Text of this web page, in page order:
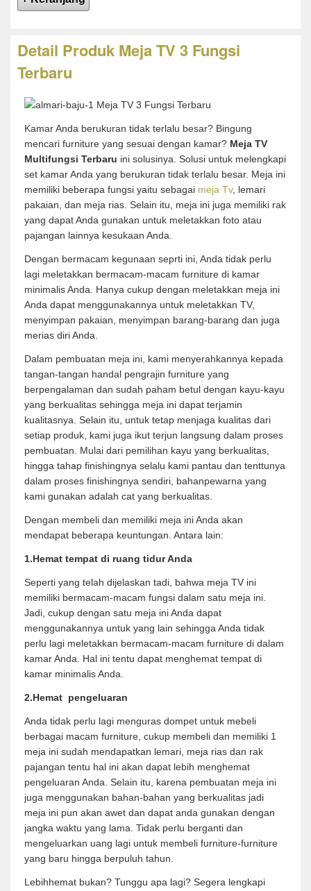
Detail Produk Meja TV 3 Fungsi
Terbaru
Kamar Anda berukuran tidak terlalu besar? Bingung
mencari furniture yang sesuai dengan kamar? Meja TV
Multifungsi Terbaru ini solusinya. Solusi untuk melengkapi
set kamar Anda yang berukuran tidak terlalu besar. Meja ini
memiliki beberapa fungsi yaitu sebagai meja Tv, lemari
pakaian, dan meja rias. Selain itu, meja ini juga memiliki rak
yang dapat Anda gunakan untuk meletakkan foto atau
pajangan lainnya kesukaan Anda.
Dengan bermacam kegunaan seprti ini, Anda tidak perlu
lagi meletakkan bermacam-macam furniture di kamar
minimalis Anda. Hanya cukup dengan meletakkan meja ini
Anda dapat menggunakannya untuk meletakkan TV,
menyimpan pakaian, menyimpan barang-barang dan juga
merias diri Anda.
Dalam pembuatan meja ini, kami menyerahkannya kepada
tangan-tangan handal pengrajin furniture yang
berpengalaman dan sudah paham betul dengan kayu-kayu
yang berkualitas sehingga meja ini dapat terjamin
kualitasnya. Selain itu, untuk tetap menjaga kualitas dari
setiap produk, kami juga ikut terjun langsung dalam proses
pembuatan. Mulai dari pemilihan kayu yang berkualitas,
hingga tahap finishingnya selalu kami pantau dan tenttunya
dalam proses finishingnya sendiri, bahanpewarna yang
kami gunakan adalah cat yang berkualitas.
Dengan membeli dan memiliki meja ini Anda akan
mendapat beberapa keuntungan. Antara lain:
1.Hemat tempat di ruang tidur Anda
Seperti yang telah dijelaskan tadi, bahwa meja TV ini
memiliki bermacam-macam fungsi dalam satu meja ini.
Jadi, cukup dengan satu meja ini Anda dapat
menggunakannya untuk yang lain sehingga Anda tidak
perlu lagi meletakkan bermacam-macam furniture di dalam
kamar Anda. Hal ini tentu dapat menghemat tempat di
kamar minimalis Anda.
2.Hemat pengeluaran
Anda tidak perlu lagi menguras dompet untuk mebeli
berbagai macam furniture, cukup membeli dan memiliki 1
meja ini sudah mendapatkan lemari, meja rias dan rak
pajangan tentu hal ini akan dapat lebih menghemat
pengeluaran Anda. Selain itu, karena pembuatan meja ini
juga menggunakan bahan-bahan yang berkualitas jadi
meja ini pun akan awet dan dapat anda gunakan dengan
jangka waktu yang lama. Tidak perlu berganti dan
mengeluarkan uang lagi untuk membeli furniture-furniture
yang baru hingga berpuluh tahun.
Lebihhemat bukan? Tunggu apa lagi? Segera lengkapi